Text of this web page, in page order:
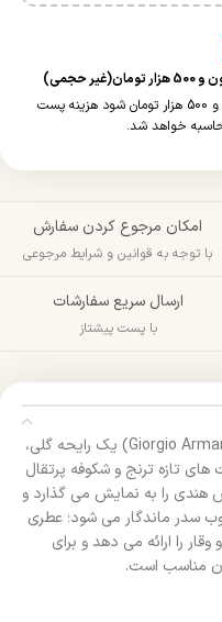
چنانچه جمع سبد خرید شما بالای 2 میلیون و 500 هزار تومان شود هزینه پست
خواهد شد.
امکان مرجوع کردن سفارش
با توجه به قوانین و شرایط مرجوعی
ارسال سریع سفارشات
با پست پیشتاز
عطر جورجیو آرمانی مای وی (Giorgio Armani My Way) یک رایحه گلی،
تازه ترنج و شکوفه پرتقال
هندی را به نمایش می‌ گذارد و
سدر ماندگار می‌ شود؛ عطری
را ارائه می‌ دهد و برای
مناسب است.